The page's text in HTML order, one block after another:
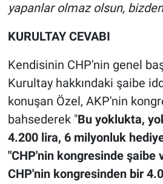
yapanlar olmaz olsun,
KURULTAY CEVABI
Kendisinin CHP'nin genel
Kurultay hakkındaki şaibe
konuşan Özel, AKP'nin
bahsederek "Bu yoklukta,
4.200 lira, 6 milyonluk hediye
"CHP'nin kongresinde şaibe
CHP'nin kongresinden bir